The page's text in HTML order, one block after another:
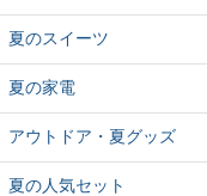
夏のスイーツ
夏の家電
アウトドア・夏グッズ
夏の人気セット